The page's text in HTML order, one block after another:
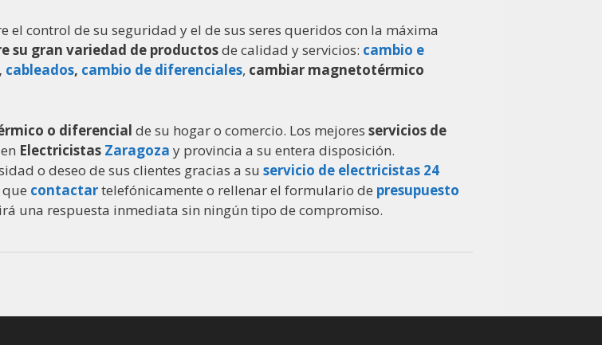
control de su seguridad y el de sus seres queridos con la máxima
su gran variedad de productosde calidad y servicios: cambio e
, cableados, cambio de diferenciales, cambiar magnetotérmico
o diferencial de su hogar o comercio. Los mejores servicios de
Electricistas Zaragoza y provincia a su entera disposición.
o deseo de sus clientes gracias a su servicio de electricistas 24
contactartelefónicamente o rellenar el formulario de presupuesto
una respuesta inmediata sin ningún tipo de compromiso.